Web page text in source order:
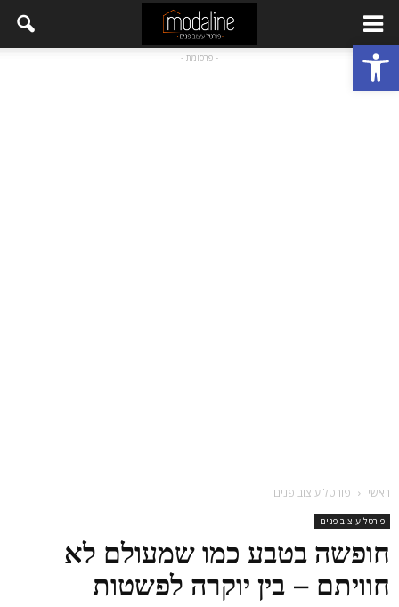
פתח סרגל נגישות - פרסומת -
ראשי פורטל עיצוב פנים
פורטל עיצוב פנים
חופשה בטבע כמו שמעולם לא
חוויתם – בין יוקרה לפשטות